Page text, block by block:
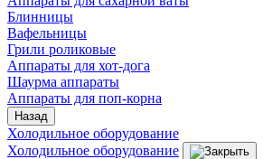
Блинницы
Вафельницы
Грили роликовые
Аппараты для хот-дога
Шаурма аппараты
Аппараты для поп-корна
Назад
Холодильное оборудование
Холодильное оборудование